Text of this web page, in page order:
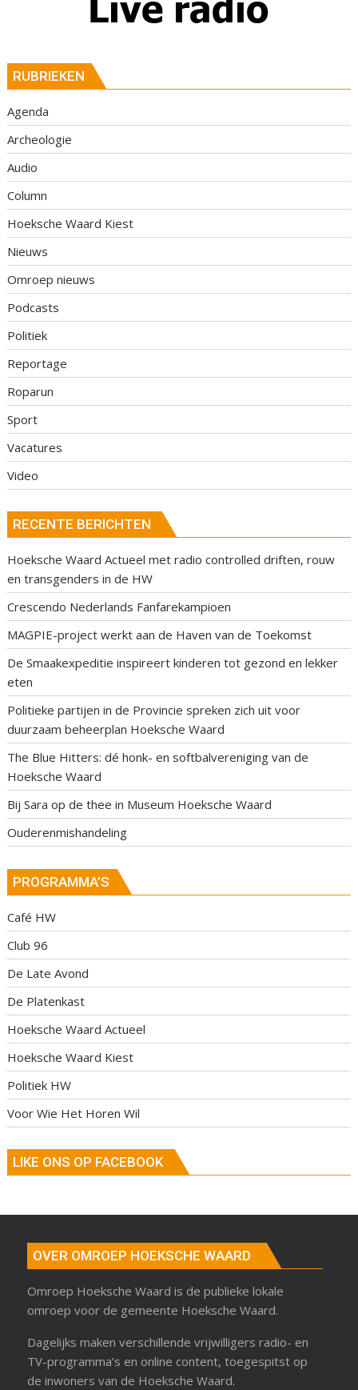
RUBRIEKEN
Agenda
Archeologie
Audio
Column
Hoeksche Waard Kiest
Nieuws
Omroep nieuws
Podcasts
Politiek
Reportage
Roparun
Sport
Vacatures
Video
RECENTE BERICHTEN
Hoeksche Waard Actueel met radio controlled driften, rouw
en transgenders in de HW
Crescendo Nederlands Fanfarekampioen
MAGPIE-project werkt aan de Haven van de Toekomst
De Smaakexpeditie inspireert kinderen tot gezond en lekker
eten
Politieke partijen in de Provincie spreken zich uit voor
duurzaam beheerplan Hoeksche Waard
The Blue Hitters: dé honk- en softbalvereniging van de
Hoeksche Waard
Bij Sara op de thee in Museum Hoeksche Waard
Ouderenmishandeling
PROGRAMMA’S
Café HW
Club 96
De Late Avond
De Platenkast
Hoeksche Waard Actueel
Hoeksche Waard Kiest
Politiek HW
Voor Wie Het Horen Wil
LIKE ONS OP FACEBOOK
OVER OMROEP HOEKSCHE WAARD
Omroep Hoeksche Waard is de publieke lokale
omroep voor de gemeente Hoeksche Waard.
Dagelijks maken verschillende vrijwilligers radio- en
TV-programma’s en online content, toegespitst op
de inwoners van de Hoeksche Waard.